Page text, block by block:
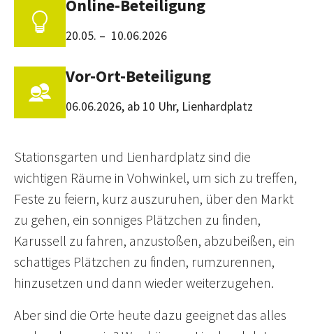
Online-Beteiligung
20.05. – 10.06.2026
Vor-Ort-Beteiligung
06.06.2026, ab 10 Uhr, Lienhardplatz
Stationsgarten und Lienhardplatz sind die
wichtigen Räume in Vohwinkel, um sich zu treffen,
Feste zu feiern, kurz auszuruhen, über den Markt
zu gehen, ein sonniges Plätzchen zu finden,
Karussell zu fahren, anzustoßen, abzubeißen, ein
schattiges Plätzchen zu finden, rumzurennen,
hinzusetzen und dann wieder weiterzugehen.
Aber sind die Orte heute dazu geeignet das alles